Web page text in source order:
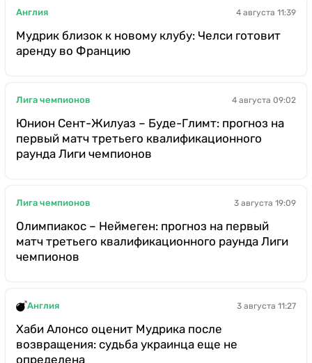
Англия 4 августа 11:39
Мудрик близок к новому клубу: Челси готовит
аренду во Францию
Лига чемпионов 4 августа 09:02
Юнион Сент-Жилуаз – Буде-Глимт: прогноз на
первый матч третьего квалификационного
раунда Лиги чемпионов
Лига чемпионов 3 августа 19:09
Олимпиакос – Неймеген: прогноз на первый
матч третьего квалификационного раунда Лиги
чемпионов
Англия 3 августа 11:27
Хаби Алонсо оценит Мудрика после
возвращения: судьба украинца еще не
определена